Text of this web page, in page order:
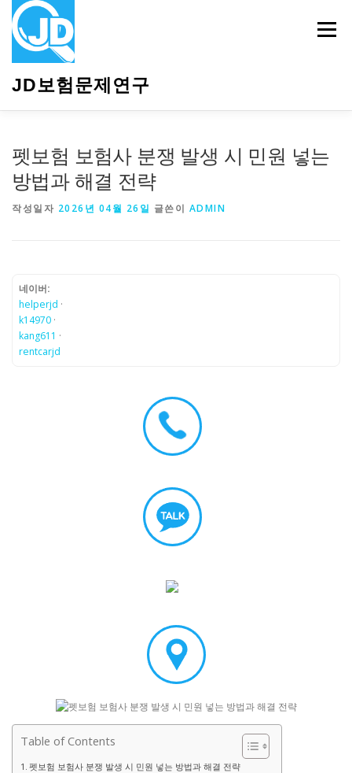
JD보험문제연구
메뉴
펫보험 보험사 분쟁 발생 시 민원 넣는
방법과 해결 전략
작성일자 2026년 04월 26일 글쓴이 ADMIN
네이버:
helperjd ·
k14970 ·
kang611 ·
rentcarjd
Table of Contents
펫보험 보험사 분쟁 발생 시 민원 넣는 방법과 해결 전략